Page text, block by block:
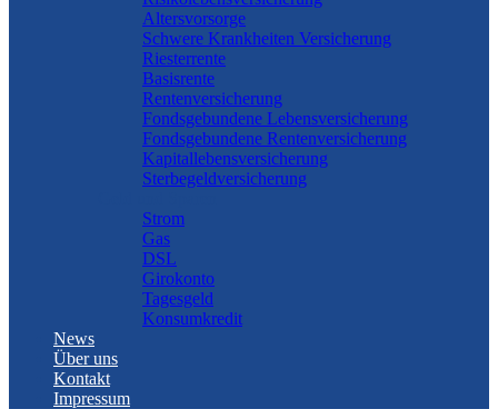
Altersvorsorge
Schwere Krankheiten Versicherung
Riesterrente
Basisrente
Rentenversicherung
Fondsgebundene Lebensversicherung
Fondsgebundene Rentenversicherung
Kapitallebensversicherung
Sterbegeldversicherung
Strom
Gas
DSL
Girokonto
Tagesgeld
Konsumkredit
News
Über uns
Kontakt
Impressum